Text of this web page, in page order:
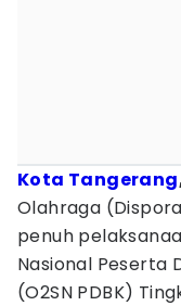
Kota Tangerang
Olahraga
penuh
Nasional Peserta
(O2SN PDBK)